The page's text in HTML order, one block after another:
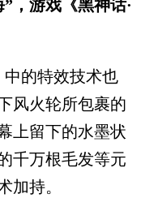
，游戏《黑神话·
的特效技术也
风火轮所包裹的
上留下的水墨状
千万根毛发等元
加持。